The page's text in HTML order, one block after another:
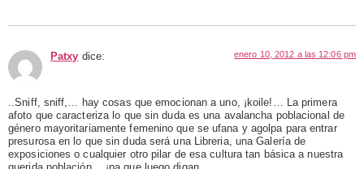
Patxy dice: enero 10, 2012 a las 12:06 pm
..Sniff, sniff,… hay cosas que emocionan a uno, ¡koile!… La primera
afoto que caracteriza lo que sin duda es una avalancha poblacional de
género mayoritariamente femenino que se ufana y agolpa para entrar
presurosa en lo que sin duda será una Libreria, una Galería de
exposiciones o cualquier otro pilar de esa cultura tan básica a nuestra